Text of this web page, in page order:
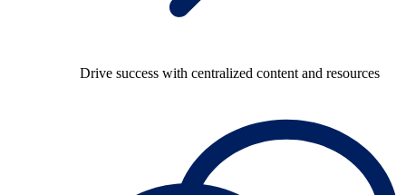
Drive success with centralized content and resources